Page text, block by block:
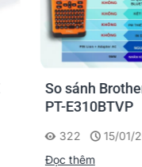
So sánh
PT-E310BTVP
322
15/01/
Đọc thêm